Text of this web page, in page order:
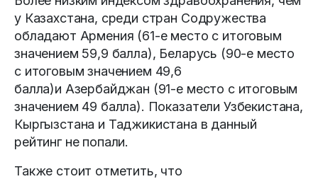
у Казахстана, среди стран Содружества
обладают Армения (61-е место с итоговым
значением 59,9 балла), Беларусь (90-е место
с итоговым значением 49,6
балла)и Азербайджан (91-е место с итоговым
значением 49 балла). Показатели Узбекистана,
Кыргызстана и Таджикистана в данный
рейтинг не попали.
Также стоит отметить, что